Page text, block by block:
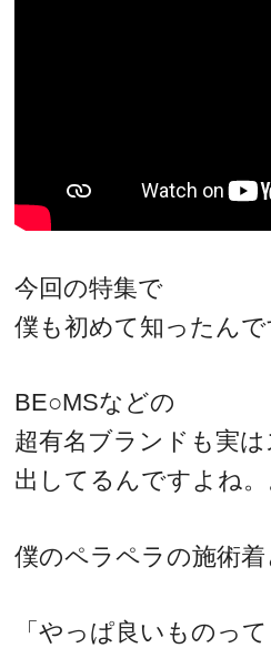
今回の特集で
僕も初めて知ったんで
BE○MSなどの
超有名ブランドも実
出してるんですよね。
僕のペラペラの施術着
「やっぱ良いものって